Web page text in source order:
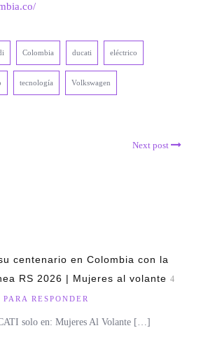
Colombia ducati eléctrico
tecnología Volkswagen
Next post
centenario en Colombia con la
RS 2026 | Mujeres al volante 4
RESPONDER
solo en: Mujeres Al Volante […]